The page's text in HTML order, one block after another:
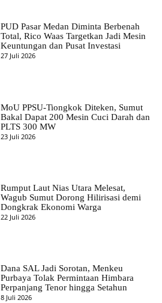
PUD Pasar Medan Diminta Berbenah
Total, Rico Waas Targetkan Jadi Mesin
Keuntungan dan Pusat Investasi
27 Juli 2026
MoU PPSU-Tiongkok Diteken, Sumut
Bakal Dapat 200 Mesin Cuci Darah dan
PLTS 300 MW
23 Juli 2026
Rumput Laut Nias Utara Melesat,
Wagub Sumut Dorong Hilirisasi demi
Dongkrak Ekonomi Warga
22 Juli 2026
Dana SAL Jadi Sorotan, Menkeu
Purbaya Tolak Permintaan Himbara
Perpanjang Tenor hingga Setahun
8 Juli 2026